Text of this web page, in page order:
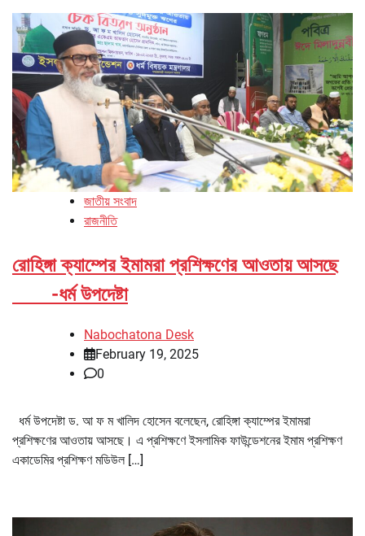
জাতীয় সংবাদ
রাজনীতি
রোহিঙ্গা ক্যাম্পের ইমামরা প্রশিক্ষণের আওতায় আসছে
-ধর্ম উপদেষ্টা
Nabochatona Desk
February 19, 2025
0
ধর্ম উপদেষ্টা ড. আ ফ ম খালিদ হোসেন বলেছেন, রোহিঙ্গা ক্যাম্পের ইমামরা
প্রশিক্ষণের আওতায় আসছে। এ প্রশিক্ষণে ইসলামিক ফাউন্ডেশনের ইমাম প্রশিক্ষণ
একাডেমির প্রশিক্ষণ মডিউল […]